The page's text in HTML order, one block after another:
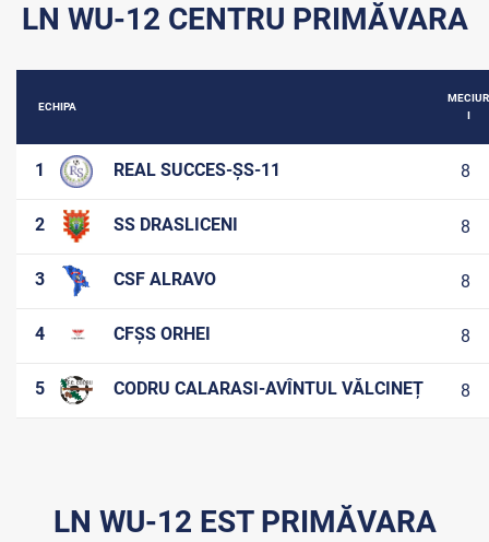
LN WU-12 CENTRU PRIMĂVARA
ECHIPA
MECIUR
I
1 REAL SUCCES-ȘS-11 8
2 SS DRASLICENI 8
3 CSF ALRAVO 8
4 CFȘS ORHEI 8
5 CODRU CALARASI-AVÎNTUL VĂLCINEȚ 8
LN WU-12 EST PRIMĂVARA